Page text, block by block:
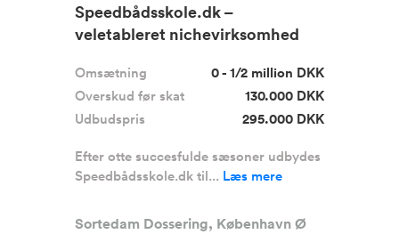
Speedbådsskole.dk –
veletableret nichevirksomhed
Omsætning
0 - 1/2 million DKK
Overskud før skat
130.000 DKK
Udbudspris
295.000 DKK
Efter otte succesfulde sæsoner udbydes
Speedbådsskole.dk til... Læs mere
Sortedam Dossering, København Ø